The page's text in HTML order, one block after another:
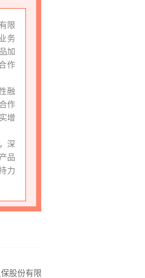
限
务
加
作
融
作
增
深
品
力
股份有限